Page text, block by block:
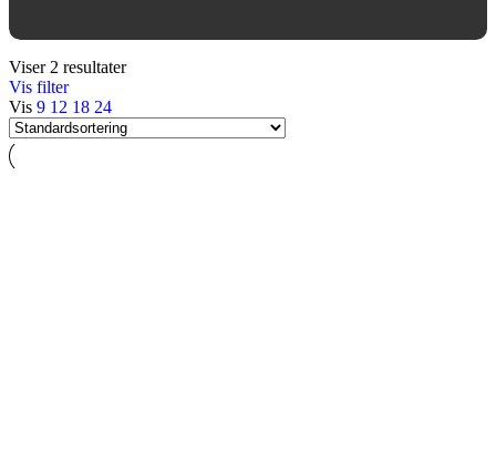
Viser 2 resultater
Vis filter
Vis 9 12 18 24